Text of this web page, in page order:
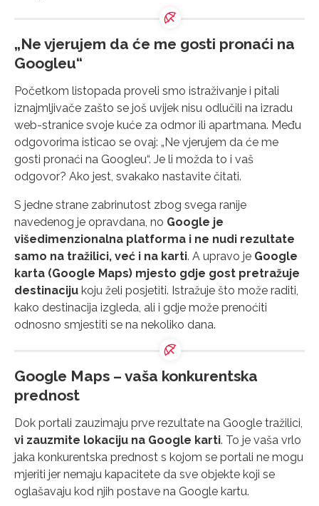
„Ne vjerujem da će me gosti pronaći na
Googleu“
Početkom listopada proveli smo istraživanje i pitali
iznajmljivače zašto se još uvijek nisu odlučili na izradu
web-stranice svoje kuće za odmor ili apartmana. Među
odgovorima isticao se ovaj: „Ne vjerujem da će me
gosti pronaći na Googleu“. Je li možda to i vaš
odgovor? Ako jest, svakako nastavite čitati.
S jedne strane zabrinutost zbog svega ranije
navedenog je opravdana, no Google je
višedimenzionalna platforma i ne nudi rezultate
samo na tražilici, već i na karti. A upravo je Google
karta (Google Maps) mjesto gdje gost pretražuje
destinaciju koju želi posjetiti. Istražuje što može raditi,
kako destinacija izgleda, ali i gdje može prenoćiti
odnosno smjestiti se na nekoliko dana.
Google Maps – vaša konkurentska
prednost
Dok portali zauzimaju prve rezultate na Google tražilici,
vi zauzmite lokaciju na Google karti. To je vaša vrlo
jaka konkurentska prednost s kojom se portali ne mogu
mjeriti jer nemaju kapacitete da sve objekte koji se
oglašavaju kod njih postave na Google kartu.